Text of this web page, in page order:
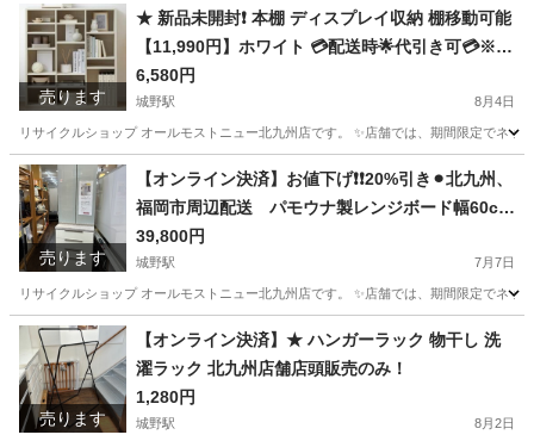
福岡 北九州市 城野駅 収納家具
売ります
★ 新品未開封❗️ 本棚 ディスプレイ収納 棚移動可能
【11,990円】ホワイト 💳配送時🌟代引き可💳※現
金、クレジット、スマホ決済対応※
6,580円
城野駅 8月4日
リサイクルショップ オールモストニュー北九州店です。 ✨️店舗では、期間限定でネ
福岡 北九州市 城野駅 収納家具 商品
売ります
【オンライン決済】お値下げ❗️❗️20%引き⚫︎北九州、
福岡市周辺配送 パモウナ製レンジボード幅60cm
💳自社配送時🌟代引き可💳※現金、クレジット、
スマホ決済対応※ 【配達は要決済前問い合わせ】
39,800円
城野駅 7月7日
リサイクルショップ オールモストニュー北九州店です。 ✨️店舗では、期間限定でネ
福岡 北九州市 城野駅 収納家具
売ります
【オンライン決済】★ ハンガーラック 物干し 洗
濯ラック 北九州店舗店頭販売のみ！
1,280円
城野駅 8月2日